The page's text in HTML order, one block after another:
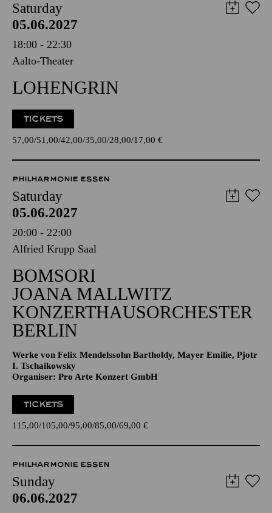
Saturday
05.06.2027
18:00 - 22:30
Aalto-Theater
LOHENGRIN
TICKETS
57,00 51,00 42,00 35,00 28,00 17,00 €
PHILHARMONIE ESSEN
Saturday
05.06.2027
20:00 - 22:00
Alfried Krupp Saal
BOMSORI
JOANA MALLWITZ
KONZERTHAUSORCHESTER
BERLIN
Werke von Felix Mendelssohn Bartholdy, Mayer Emilie, Pjotr
I. Tschaikowsky
Organiser: Pro Arte Konzert GmbH
TICKETS
115,00 105,00 95,00 85,00 69,00 €
PHILHARMONIE ESSEN
Sunday
06.06.2027